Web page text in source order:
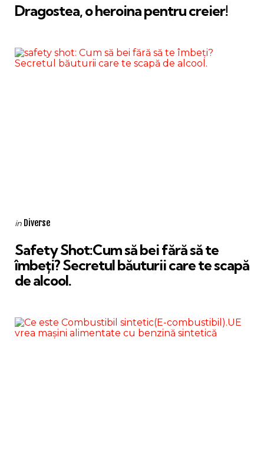
Dragostea, o heroina pentru creier!
Categories
Posted
in Diverse
Safety Shot:Cum să bei fără să te
îmbeți? Secretul băuturii care te scapă
de alcool.